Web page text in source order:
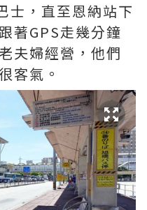
士，直至恩納站下
著GPS走幾分鐘
夫婦經營，他們
客氣。